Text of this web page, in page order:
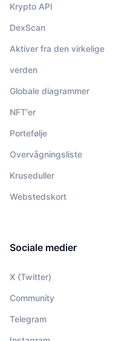
Krypto API
DexScan
Aktiver fra den virkelige
verden
Globale diagrammer
NFT'er
Portefølje
Overvågningsliste
Kruseduller
Webstedskort
Sociale medier
X (Twitter)
Community
Telegram